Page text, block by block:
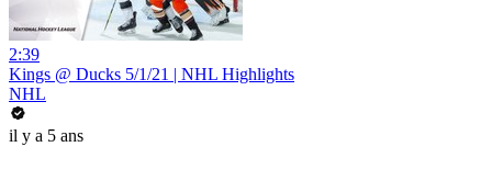
2:39
Kings @ Ducks 5/1/21 | NHL Highlights
NHL
il y a 5 ans